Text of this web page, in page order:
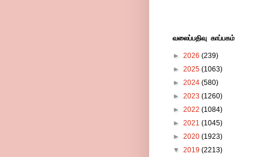
வலைப்பதிவு காப்பகம்
► 2026 (239)
► 2025 (1063)
► 2024 (580)
► 2023 (1260)
► 2022 (1084)
► 2021 (1045)
► 2020 (1923)
▼ 2019 (2213)